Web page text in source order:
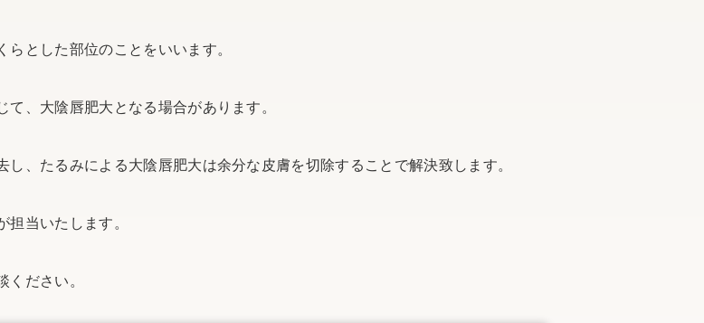
とした部位のことをいいます。
、大陰唇肥大となる場合があります。
、たるみによる大陰唇肥大は余分な皮膚を切除することで解決致します。
当いたします。
ください。